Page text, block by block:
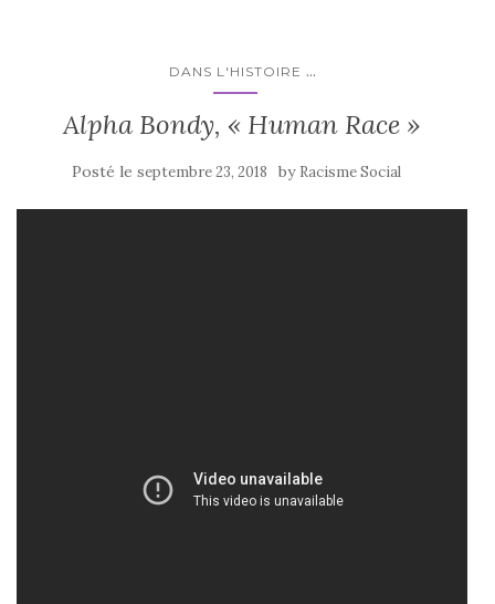
DANS L'HISTOIRE ...
Alpha Bondy, « Human Race »
Posté le septembre 23, 2018 by Racisme Social